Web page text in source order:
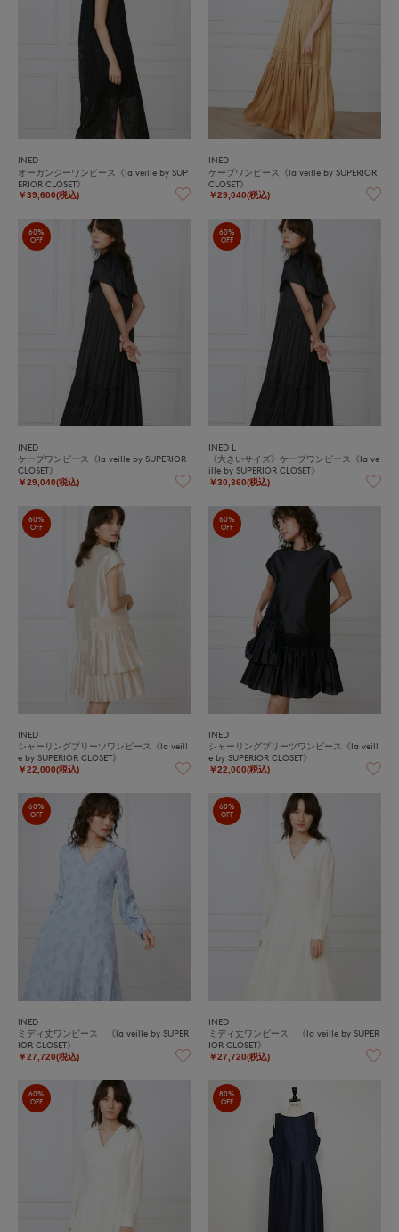
INED
オーガンジーワンピース《la veille by SUP
ERIOR CLOSET》
￥39,600(税込)
INED
ケープワンピース《la veille by SUPERIOR
CLOSET》
￥29,040(税込)
60%
OFF
INED
ケープワンピース《la veille by SUPERIOR
CLOSET》
￥29,040(税込)
60%
OFF
INED L
《大きいサイズ》ケープワンピース《la ve
ille by SUPERIOR CLOSET》
￥30,360(税込)
60%
OFF
INED
シャーリングプリーツワンピース《la veill
e by SUPERIOR CLOSET》
￥22,000(税込)
60%
OFF
INED
シャーリングプリーツワンピース《la veill
e by SUPERIOR CLOSET》
￥22,000(税込)
60%
OFF
INED
ミディ丈ワンピース 《la veille by SUPER
IOR CLOSET》
￥27,720(税込)
60%
OFF
INED
ミディ丈ワンピース 《la veille by SUPER
IOR CLOSET》
￥27,720(税込)
60%
OFF
80%
OFF